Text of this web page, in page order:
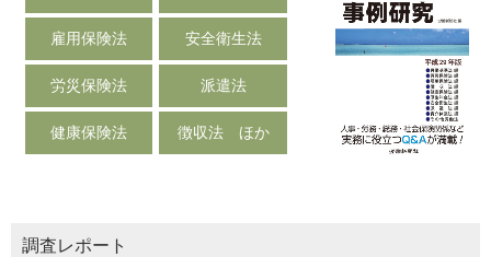
雇用保険法 安全衛生法
労災保険法 派遣法
健康保険法 徴収法 ほか
調査レポート